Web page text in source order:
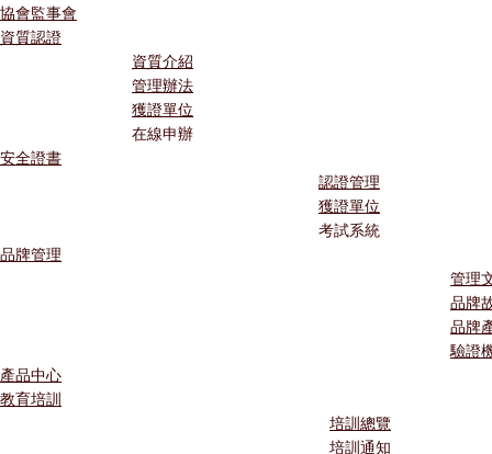
協會監事會
資質認證
資質介紹
管理辦法
獲證單位
在線申辦
安全證書
認證管理
獲證單位
考試系統
品牌管理
管理
品牌
品牌
驗證
產品中心
教育培訓
培訓總覽
培訓通知